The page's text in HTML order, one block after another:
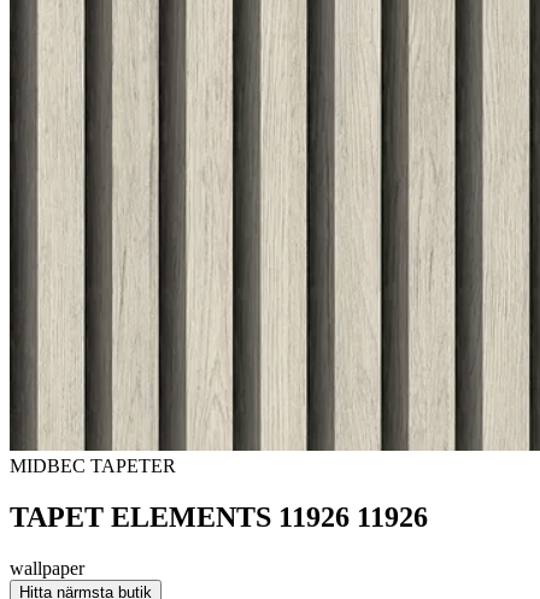
MIDBEC TAPETER
TAPET ELEMENTS 11926 11926
wallpaper
Hitta närmsta butik